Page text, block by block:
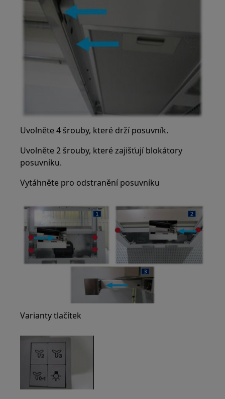
Uvolněte 4 šrouby, které drží posuvník.
Uvolněte 2 šrouby, které zajišťují blokátory
posuvníku.
Vytáhněte pro odstranění posuvníku
Varianty tlačítek